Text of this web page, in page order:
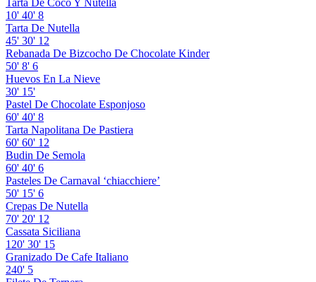
10' 40' 8
Tarta De Nutella
45' 30' 12
Rebanada De Bizcocho De Chocolate Kinder
50' 8' 6
Huevos En La Nieve
30' 15'
Pastel De Chocolate Esponjoso
60' 40' 8
Tarta Napolitana De Pastiera
60' 60' 12
Budin De Semola
60' 40' 6
Pasteles De Carnaval ‘chiacchiere’
50' 15' 6
Crepas De Nutella
70' 20' 12
Cassata Siciliana
120' 30' 15
Granizado De Cafe Italiano
240' 5